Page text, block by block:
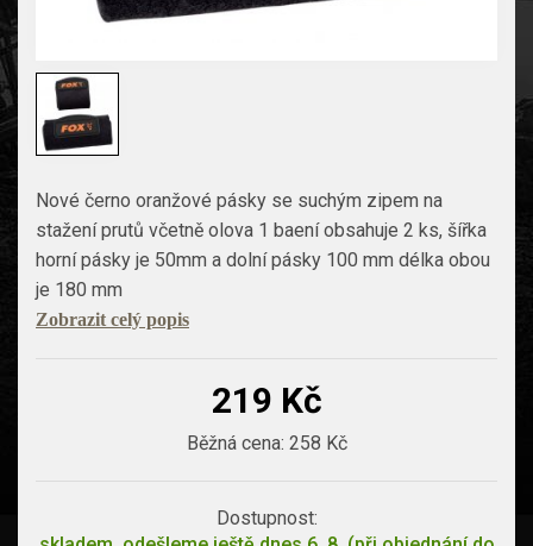
Nové černo oranžové pásky se suchým zipem na
stažení prutů včetně olova 1 baení obsahuje 2 ks, šířka
horní pásky je 50mm a dolní pásky 100 mm délka obou
je 180 mm
Zobrazit celý popis
219 Kč
Běžná cena: 258 Kč
Dostupnost: